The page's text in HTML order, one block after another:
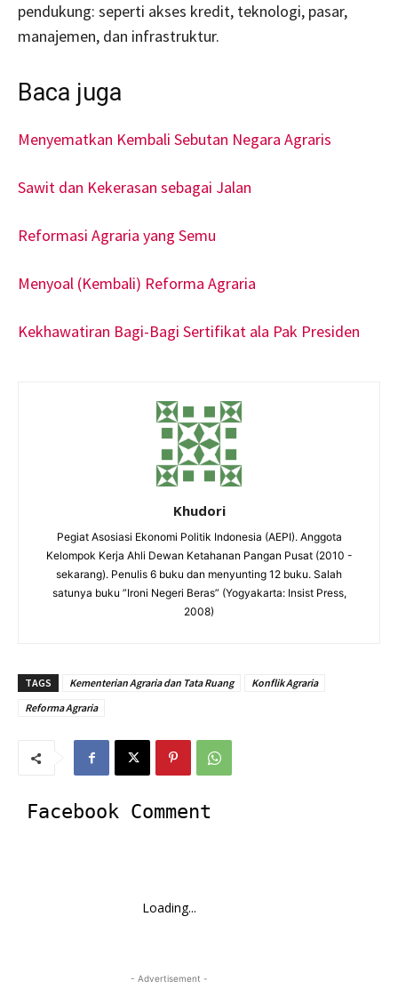
pendukung: seperti akses kredit, teknologi, pasar,
manajemen, dan infrastruktur.
Baca juga
Menyematkan Kembali Sebutan Negara Agraris
Sawit dan Kekerasan sebagai Jalan
Reformasi Agraria yang Semu
Menyoal (Kembali) Reforma Agraria
Kekhawatiran Bagi-Bagi Sertifikat ala Pak Presiden
Khudori
Pegiat Asosiasi Ekonomi Politik Indonesia (AEPI). Anggota
Kelompok Kerja Ahli Dewan Ketahanan Pangan Pusat (2010 -
sekarang). Penulis 6 buku dan menyunting 12 buku. Salah
satunya buku ”Ironi Negeri Beras” (Yogyakarta: Insist Press,
2008)
TAGS Kementerian Agraria dan Tata Ruang
Konflik Agraria
Reforma Agraria
Facebook Comment
Loading...
- Advertisement -